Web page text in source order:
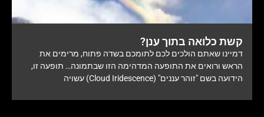
קשת כלואה בתוך ענן?
דמיינו שאתם הולכים לכם לתומכם בשדה פתוח, מרימים את
הראש ורואים את התופעה המדהימה הזו שבתמונה… תופעה זו,
הידועה בשם "זוהר עננים" (Cloud Iridescence) עשויה